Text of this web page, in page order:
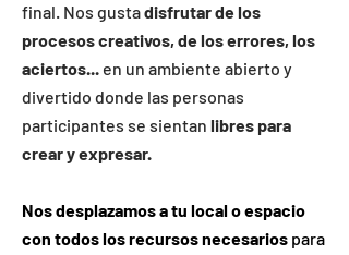
final. Nos gustadisfrutar de los
procesos creativos, de los errores, los
aciertos... en un ambiente abierto y
divertido donde las personas
participantes se sientan libres para
crear y expresar.
Nos desplazamos a tu local o espacio
con todos los recursos necesarios para